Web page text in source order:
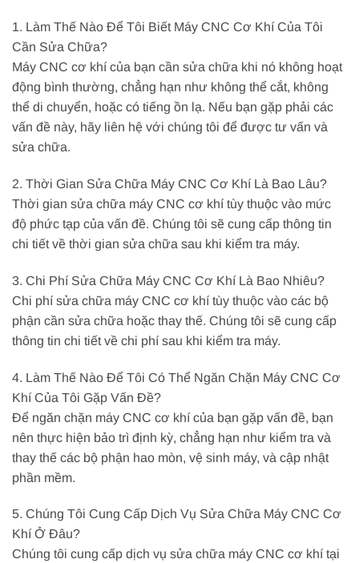
1. Làm Thế Nào Để Tôi Biết Máy CNC Cơ Khí Của Tôi
Cần Sửa Chữa?
Máy CNC cơ khí của bạn cần sửa chữa khi nó không hoạt
động bình thường, chẳng hạn như không thể cắt, không
thể di chuyển, hoặc có tiếng ồn lạ. Nếu bạn gặp phải các
vấn đề này, hãy liên hệ với chúng tôi để được tư vấn và
sửa chữa.
2. Thời Gian Sửa Chữa Máy CNC Cơ Khí Là Bao Lâu?
Thời gian sửa chữa máy CNC cơ khí tùy thuộc vào mức
độ phức tạp của vấn đề. Chúng tôi sẽ cung cấp thông tin
chi tiết về thời gian sửa chữa sau khi kiểm tra máy.
3. Chi Phí Sửa Chữa Máy CNC Cơ Khí Là Bao Nhiêu?
Chi phí sửa chữa máy CNC cơ khí tùy thuộc vào các bộ
phận cần sửa chữa hoặc thay thế. Chúng tôi sẽ cung cấp
thông tin chi tiết về chi phí sau khi kiểm tra máy.
4. Làm Thế Nào Để Tôi Có Thể Ngăn Chặn Máy CNC Cơ
Khí Của Tôi Gặp Vấn Đề?
Để ngăn chặn máy CNC cơ khí của bạn gặp vấn đề, bạn
nên thực hiện bảo trì định kỳ, chẳng hạn như kiểm tra và
thay thế các bộ phận hao mòn, vệ sinh máy, và cập nhật
phần mềm.
5. Chúng Tôi Cung Cấp Dịch Vụ Sửa Chữa Máy CNC Cơ
Khí Ở Đâu?
Chúng tôi cung cấp dịch vụ sửa chữa máy CNC cơ khí tại